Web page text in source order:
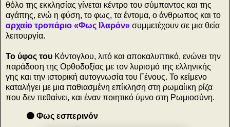
θόλο της εκκλησίας γίνεται κέντρο του σύμπαντος και της
αγάπης, ενώ η φύση, το φως, τα έντομα, ο άνθρωπος και το
αρχαίο τροπάριο «Φως Ιλαρόν» συμμετέχουν σε μια θεία
λειτουργία.
Το ύφος του Κόντογλου, λιτό και αποκαλυπτικό, ενώνει την
παράδοση της Ορθοδοξίας με τον λυρισμό της ελληνικής
γης και την ιστορική αυτογνωσία του Γένους. Το κείμενο
καταλήγει με μια παθιασμένη επίκληση στη ρωμαίικη ρίζα
που δεν πεθαίνει, και έναν ποιητικό ύμνο στη Ρωμιοσύνη.
🟠 Φως εσπερινόν